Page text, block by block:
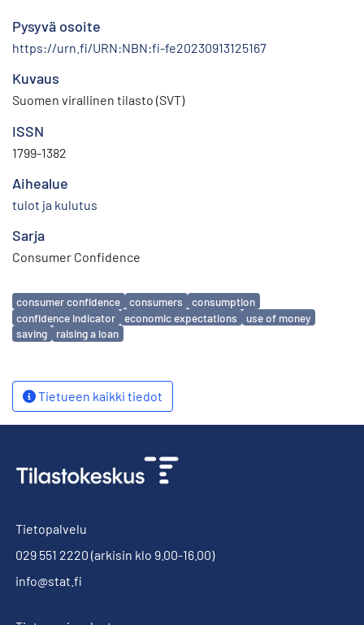
Pysyvä osoite
https://urn.fi/URN:NBN:fi-fe20230913125167
Kuvaus
Suomen virallinen tilasto (SVT)
ISSN
1799-1382
Aihealue
tulot ja kulutus
Sarja
Consumer Confidence
Avainsanat
consumer confidence consumers
consumption
confidence indicator
economic expectations
use of money
saving
raising a loan
Tietueen kaikki tiedot
Tietopalvelu
029 551 2220 (arkisin klo 9.00-16.00)
info@stat.fi